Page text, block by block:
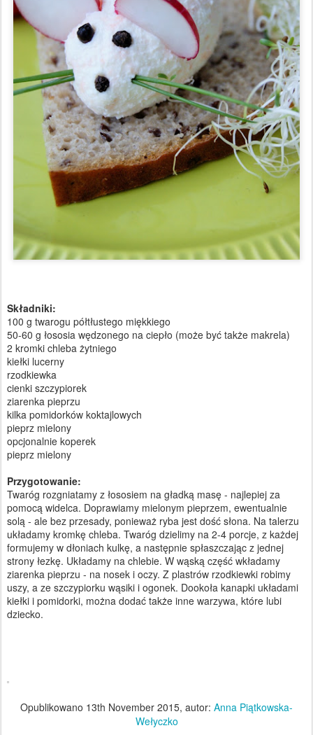
Składniki:
100 g twarogu półtłustego miękkiego
50-60 g łososia wędzonego na ciepło (może być także makrela)
2 kromki chleba żytniego
kiełki lucerny
rzodkiewka
cienki szczypiorek
ziarenka pieprzu
kilka pomidorków koktajlowych
pieprz mielony
opcjonalnie koperek
pieprz mielony
Przygotowanie:
Twaróg rozgniatamy z łososiem na gładką masę - najlepiej za
pomocą widelca. Doprawiamy mielonym pieprzem, ewentualnie
solą - ale bez przesady, ponieważ ryba jest dość słona. Na talerzu
układamy kromkę chleba. Twaróg dzielimy na 2-4 porcje, z każdej
formujemy w dłoniach kulkę, a następnie spłaszczając z jednej
strony łezkę. Układamy na chlebie. W wąską część wkładamy
ziarenka pieprzu - na nosek i oczy. Z plastrów rzodkiewki robimy
uszy, a ze szczypiorku wąsiki i ogonek. Dookoła kanapki układami
kiełki i pomidorki, można dodać także inne warzywa, które lubi
dziecko.
Opublikowano 13th November 2015, autor: Anna Piątkowska-
Wełyczko